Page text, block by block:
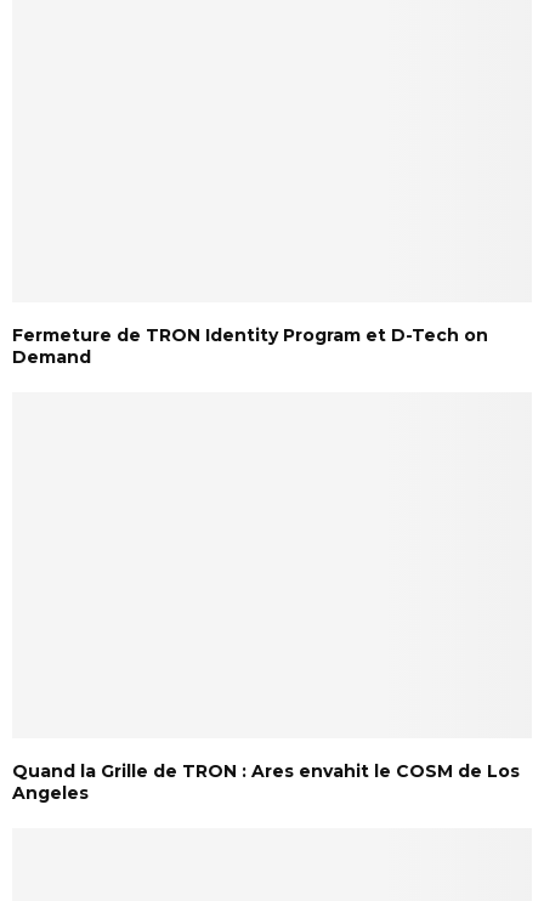
Fermeture de TRON Identity Program et D-Tech on
Demand
Quand la Grille de TRON : Ares envahit le COSM de Los
Angeles